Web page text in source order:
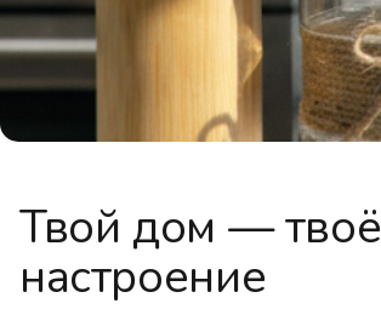
Твой дом — твоё
настроение